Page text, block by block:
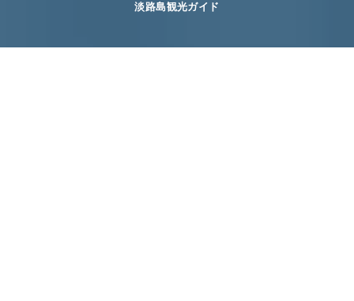
淡路島観光ガイド